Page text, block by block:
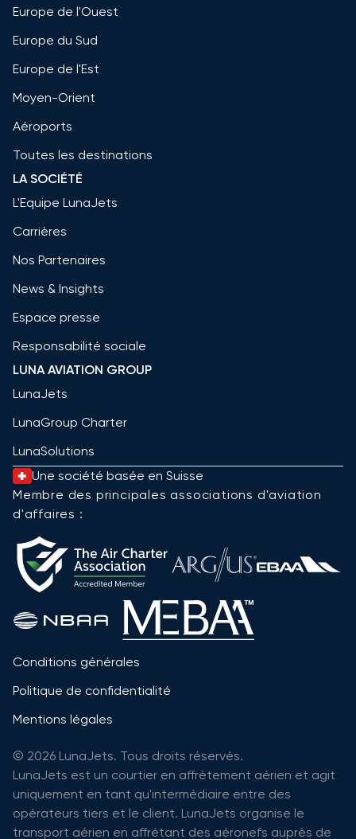
Europe de l'Ouest
Europe du Sud
Europe de l'Est
Moyen-Orient
Aéroports
Toutes les destinations
LA SOCIÉTÉ
L'Equipe LunaJets
Carrières
Nos Partenaires
News & Insights
Espace presse
Responsabilité sociale
LUNA AVIATION GROUP
LunaJets
LunaGroup Charter
LunaSolutions
Une société basée en Suisse
Membre des principales associations d'aviation
d'affaires :
Conditions générales
Politique de confidentialité
Mentions légales
© 2026 LunaJets. Tous droits réservés.
LunaJets est un courtier en affrètement aérien et agit
uniquement en tant qu'intermédiaire entre des
opérateurs tiers et le client. LunaJets organise le
transport aérien en affrétant des aéronefs auprès de